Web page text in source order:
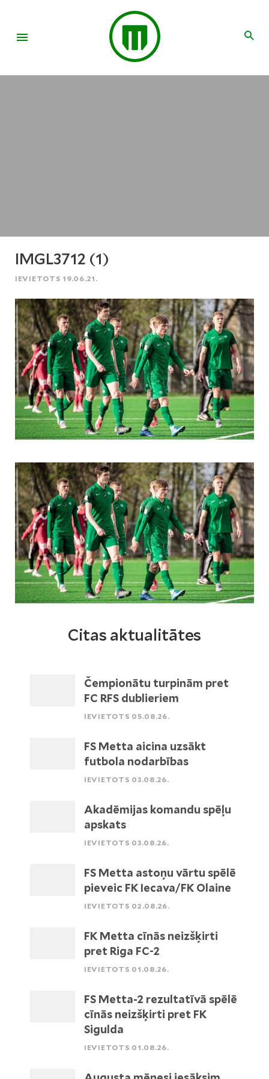
IMGL3712 (1)
IEVIETOTS 19.06.21.
Citas aktualitātes
Čempionātu turpinām pret
FC RFS dublieriem
IEVIETOTS 05.08.26.
FS Metta aicina uzsākt
futbola nodarbības
IEVIETOTS 03.08.26.
Akadēmijas komandu spēļu
apskats
IEVIETOTS 03.08.26.
FS Metta astoņu vārtu spēlē
pieveic FK Iecava/FK Olaine
IEVIETOTS 02.08.26.
FK Metta cīnās neizšķirti
pret Riga FC-2
IEVIETOTS 01.08.26.
FS Metta-2 rezultatīvā spēlē
cīnās neizšķirti pret FK
Sigulda
IEVIETOTS 01.08.26.